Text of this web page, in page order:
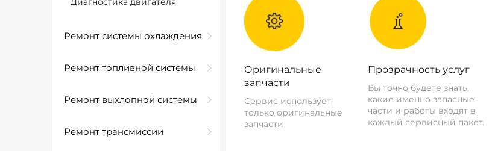
Ремонт системы охлаждения
Ремонт топливной системы
Ремонт выхлопной системы
Ремонт трансмиссии
Оригинальные
запчасти
Сервис использует
только оригинальные
запчасти
Прозрачность услуг
Вы точно будете знать,
какие именно запасные
части и работы входят в
каждый сервисный пакет.